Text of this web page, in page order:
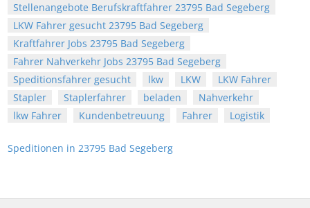
Stellenangebote Berufskraftfahrer 23795 Bad Segeberg
LKW Fahrer gesucht 23795 Bad Segeberg
Kraftfahrer Jobs 23795 Bad Segeberg
Fahrer Nahverkehr Jobs 23795 Bad Segeberg
Speditionsfahrer gesucht
lkw LKW
LKW Fahrer
Stapler
Staplerfahrer beladen
Nahverkehr
lkw Fahrer
Kundenbetreuung Fahrer Logistik
Speditionen in 23795 Bad Segeberg